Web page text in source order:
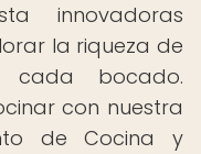
innovadoras
la riqueza de
bocado.
con nuestra
de Cocina y